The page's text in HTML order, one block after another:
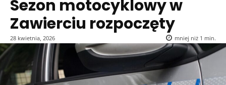
Sezon motocyklowy w
Zawierciu rozpoczęty
28 kwietnia, 2026 mniej niż 1 min.